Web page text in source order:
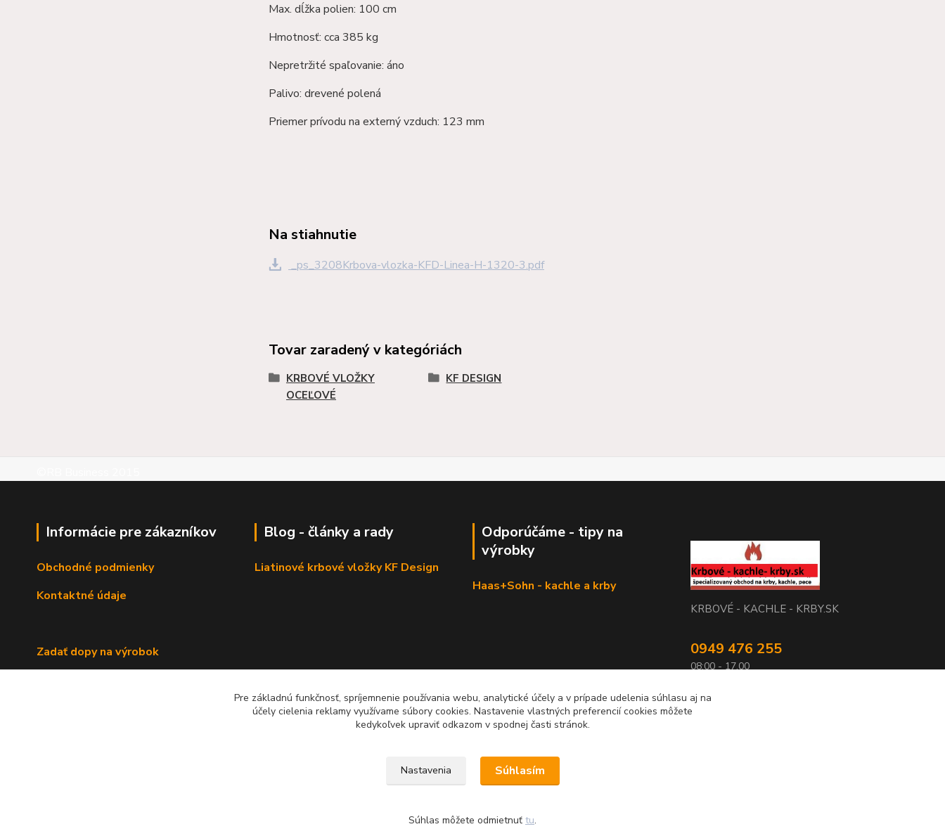
Max. dĺžka polien: 100 cm
Hmotnosť: cca 385 kg
Nepretržité spaľovanie: áno
Palivo: drevené polená
Priemer prívodu na externý vzduch: 123 mm
Na stiahnutie
_ps_3208Krbova-vlozka-KFD-Linea-H-1320-3.pdf
Tovar zaradený v kategóriách
KRBOVÉ VLOŽKY
OCEĽOVÉ
KF DESIGN
Informácie pre zákazníkov
Obchodné podmienky
Kontaktné údaje
Zadať dopy na výrobok
Blog - články a rady
Liatinové krbové vložky KF Design
Odporúčáme - tipy na
výrobky
Haas+Sohn - kachle a krby
KRBOVÉ - KACHLE - KRBY.SK
0949 476 255
08:00 - 17.00
rbobchodsk@gmail.com
Pre základnú funkčnosť, spríjemnenie používania webu, analytické účely a v prípade udelenia súhlasu aj na
účely cielenia reklamy využívame súbory cookies. Nastavenie vlastných preferencií cookies môžete
kedykoľvek upraviť odkazom v spodnej časti stránok.
Nastavenia Súhlasím
Súhlas môžete odmietnuť tu.